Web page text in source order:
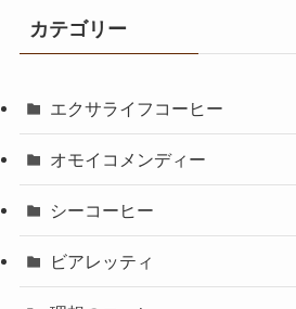
カテゴリー
エクサライフコーヒー
オモイコメンディー
シーコーヒー
ビアレッティ